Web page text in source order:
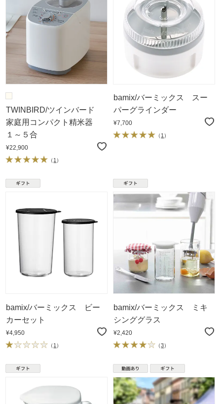
TWINBIRD/ツインバード
家庭用コンパクト精米器
１～５合
¥22,900
（1）
bamix/バーミックス スー
パーグラインダー
¥7,700
（1）
bamix/バーミックス ビー
カーセット
¥4,950
（ 1 ）
bamix/バーミックス ミキ
シンググラス
¥2,420
（3）